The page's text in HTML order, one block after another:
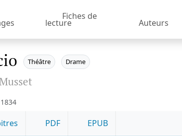
Fiches de
lecture Auteurs
Théâtre Drame
PDF EPUB